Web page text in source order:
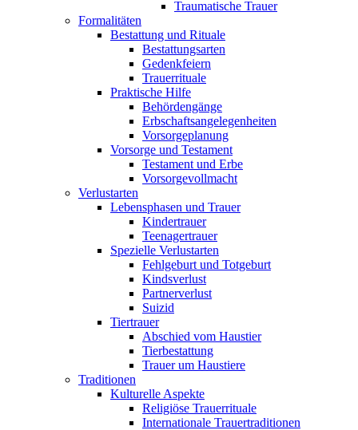
Traumatische Trauer
Formalitäten
Bestattung und Rituale
Bestattungsarten
Gedenkfeiern
Trauerrituale
Praktische Hilfe
Behördengänge
Erbschaftsangelegenheiten
Vorsorgeplanung
Vorsorge und Testament
Testament und Erbe
Vorsorgevollmacht
Verlustarten
Lebensphasen und Trauer
Kindertrauer
Teenagertrauer
Spezielle Verlustarten
Fehlgeburt und Totgeburt
Kindsverlust
Partnerverlust
Suizid
Tiertrauer
Abschied vom Haustier
Tierbestattung
Trauer um Haustiere
Traditionen
Kulturelle Aspekte
Religiöse Trauerrituale
Internationale Trauertraditionen